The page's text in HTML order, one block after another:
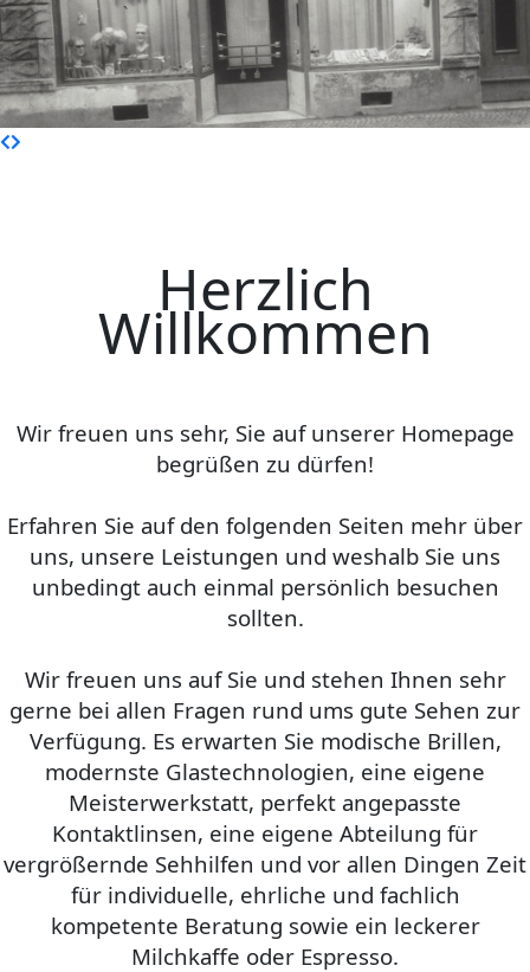
Herzlich
Willkommen
Wir freuen uns sehr, Sie auf unserer Homepage
begrüßen zu dürfen!
Erfahren Sie auf den folgenden Seiten mehr über
uns, unsere Leistungen und weshalb Sie uns
unbedingt auch einmal persönlich besuchen
sollten.
Wir freuen uns auf Sie und stehen Ihnen sehr
gerne bei allen Fragen rund ums gute Sehen zur
Verfügung. Es erwarten Sie modische Brillen,
modernste Glastechnologien, eine eigene
Meisterwerkstatt, perfekt angepasste
Kontaktlinsen, eine eigene Abteilung für
vergrößernde Sehhilfen und vor allen Dingen Zeit
für individuelle, ehrliche und fachlich
kompetente Beratung sowie ein leckerer
Milchkaffe oder Espresso.